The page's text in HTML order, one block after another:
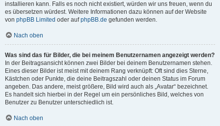
installieren kann. Falls es noch nicht existiert, würden wir uns freuen, wenn du
es übersetzen würdest. Weitere Informationen dazu können auf der Website
von phpBB Limited oder aufphpBB.de gefunden werden.
Nach oben
Was sind das für Bilder, die bei meinem Benutzernamen angezeigt werden?
In der Beitragsansicht können zwei Bilder bei deinem Benutzernamen stehen.
Eines dieser Bilder ist meist mit deinem Rang verknüpft: Oft sind dies Sterne,
Kästchen oder Punkte, die deine Beitragszahl oder deinen Status im Forum
angeben. Das andere, meist größere, Bild wird auch als „Avatar“ bezeichnet.
Es handelt sich hierbei in der Regel um ein persönliches Bild, welches von
Benutzer zu Benutzer unterschiedlich ist.
Nach oben